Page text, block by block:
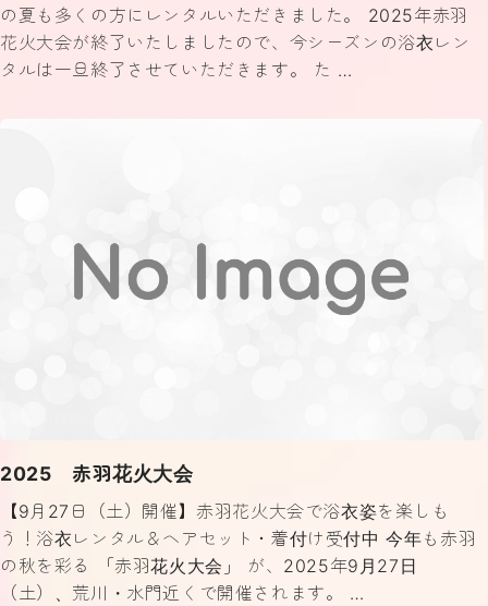
の夏も多くの方にレンタルいただきました。 2025年赤羽
花火大会が終了いたしましたので、今シーズンの浴衣レン
タルは一旦終了させていただきます。 た …
2025 赤羽花火大会
【9月27日（土）開催】赤羽花火大会で浴衣姿を楽しも
う！浴衣レンタル＆ヘアセット・着付け受付中 今年も赤羽
の秋を彩る 「赤羽花火大会」 が、2025年9月27日
（土）、荒川・水門近くで開催されます。 …